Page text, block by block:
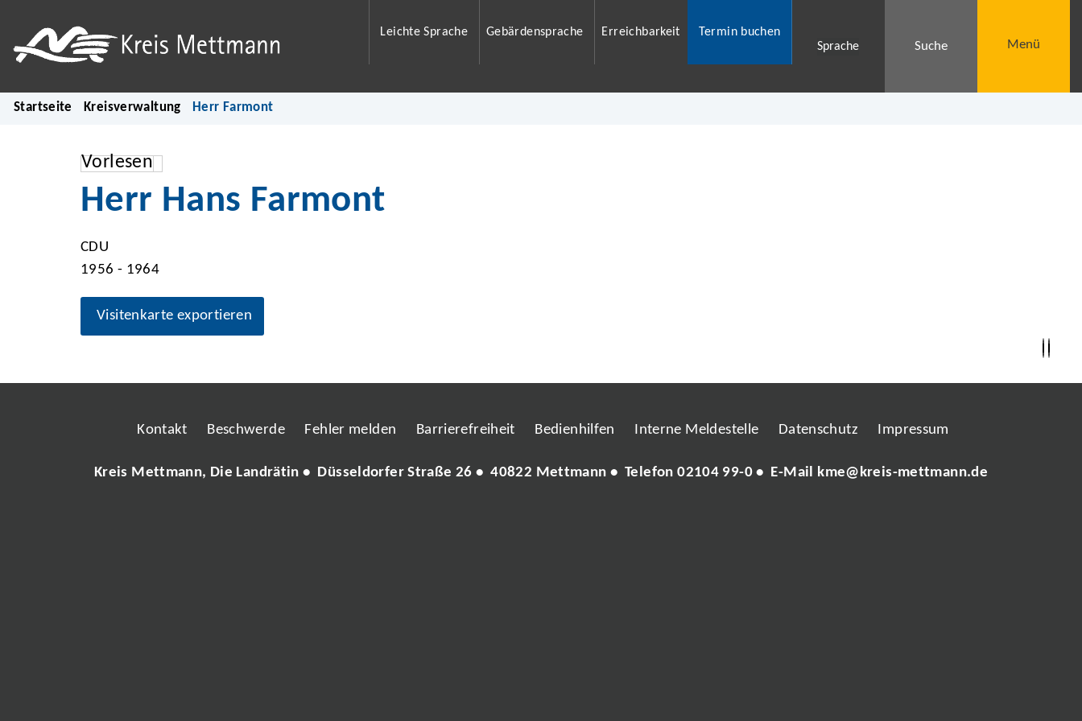
Leichte Sprache Gebärdensprache Erreichbarkeit
Termin buchen
Sprache
Suche Menü
Startseite Kreisverwaltung Herr Farmont
Vorlesen
Herr Hans Farmont
CDU
1956 - 1964
Visitenkarte exportieren
Kontakt Beschwerde Fehler melden Barrierefreiheit Bedienhilfen Interne Meldestelle Datenschutz Impressum
Kreis Mettmann, Die Landrätin • Düsseldorfer Straße 26 • 40822 Mettmann • Telefon02104 99-0• E-Mail kme@kreis-mettmann.de